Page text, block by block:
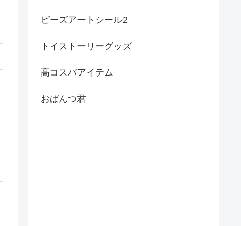
ビーズアートシール2
トイストーリーグッズ
高コスパアイテム
おぱんつ君